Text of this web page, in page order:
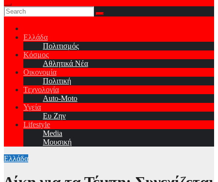
Ελλάδα
Πολιτισμός
Κόσμος
Αθλητικά Νέα
Οικονομία
Πολιτική
Τεχνολογία
Auto-Moto
Υγεία
Ευ Ζην
Lifestyle
Media
Μουσική
Ελλάδα